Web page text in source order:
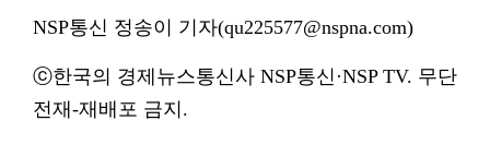
NSP통신 정송이 기자(qu225577@nspna.com)
ⓒ한국의 경제뉴스통신사 NSP통신·NSP TV. 무단
전재-재배포 금지.